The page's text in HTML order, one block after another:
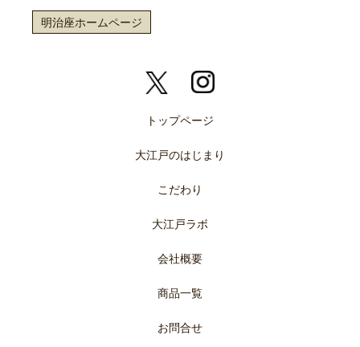
明治座ホームページ
トップページ
大江戸のはじまり
こだわり
大江戸ラボ
会社概要
商品一覧
お問合せ